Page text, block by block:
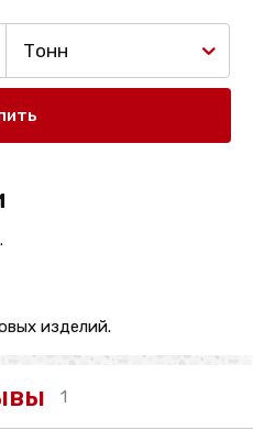
Тонн
изделий.
1